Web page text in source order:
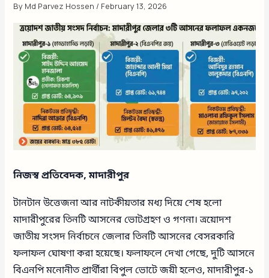
By Md Parvez Hossen / February 13, 2026
নিজস্ব প্রতিবেদক, মাদারীপুর
টানটান উত্তেজনা আর নাটকীয়তার মধ্য দিয়ে শেষ হলো
মাদারীপুরের তিনটি আসনের ভোটগ্রহণ ও গণনা। ত্রয়োদশ
জাতীয় সংসদ নির্বাচনে জেলার তিনটি আসনের বেসরকারি
ফলাফল ঘোষণা করা হয়েছে। ফলাফলে দেখা গেছে, দুটি আসনে
বিএনপি মনোনীত প্রার্থীরা বিপুল ভোটে জয়ী হলেও, মাদারীপুর-১